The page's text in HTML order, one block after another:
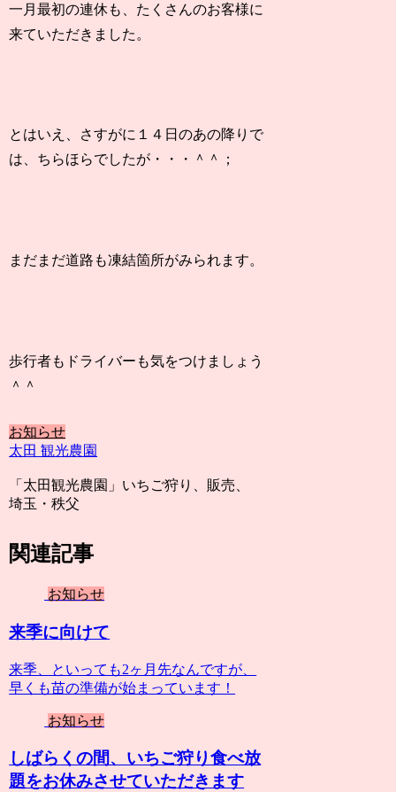
一月最初の連休も、たくさんのお客様に
来ていただきました。
とはいえ、さすがに１４日のあの降りで
は、ちらほらでしたが・・・＾＾；
まだまだ道路も凍結箇所がみられます。
歩行者もドライバーも気をつけましょう
＾＾
お知らせ
太田 観光農園
「太田観光農園」いちご狩り、販売、
埼玉・秩父
関連記事
お知らせ
来季に向けて
来季、といっても2ヶ月先なんですが、
早くも苗の準備が始まっています！
お知らせ
しばらくの間、いちご狩り食べ放
題をお休みさせていただきます